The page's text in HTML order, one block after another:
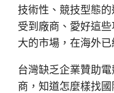
技術性、競技型態
受到廠商、愛好這
大的市場，在海外
台灣缺乏企業贊助
商，知道怎麼樣找